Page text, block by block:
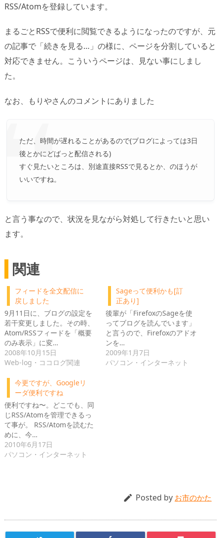
RSS/Atomを登録しています。
まるごとRSSで便利に閲覧できるようになったのですが、元
の記事で「続きを見る…」の様に、ページを分割していると
対応できません。こういうページは、見ない事にしまし
た。
なお、もりやさんのコメントにありました
ただ、時間が遅れることがあるので(ブログによっては3日
後とかにどばっと配信される)
すぐ見たいところは、別途直接RSSで見るとか、のほうが
いいですね。
と言う事なので、状況を見ながら対処して行きたいと思い
ます。
関連
フィードを全文配信に
戻しました
9月11日に、ブログの設定を
若干変更しました。その時、
Atom/RSSフィードを「概要
のみ表示」に変…
2008年10月15日
Web-log・ココログ関連
Sageって便利かも[訂
正あり]
後輩が「FirefoxのSageを使
ってブログを読んでいます」
と言うので、Firefoxのアドオ
ンを…
2009年1月7日
パソコン・インターネット
今更ですが、Googleリ
ーダ便利ですね
便利ですね〜。どこでも、同
じRSS/Atomを管理できるっ
て事が。 RSS/Atomを読むた
めに、今…
2010年6月17日
パソコン・インターネット
 Posted by お市のかた